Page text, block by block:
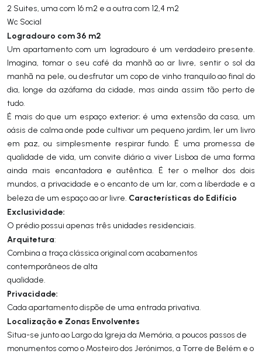
2 Suites, uma com 16 m2 e a outra com 12,4 m2
Wc Social
Logradouro com 36 m2
Um apartamento com um logradouro é um verdadeiro presente.
Imagina, tomar o seu café da manhã ao ar livre, sentir o sol da
manhã na pele, ou desfrutar um copo de vinho tranquilo ao final do
dia, longe da azáfama da cidade, mas ainda assim tão perto de
tudo.
É mais do que um espaço exterior; é uma extensão da casa, um
oásis de calma onde pode cultivar um pequeno jardim, ler um livro
em paz, ou simplesmente respirar fundo. É uma promessa de
qualidade de vida, um convite diário a viver Lisboa de uma forma
ainda mais encantadora e autêntica. É ter o melhor dos dois
mundos, a privacidade e o encanto de um lar, com a liberdade e a
beleza de um espaço ao ar livre. Características do Edifício
Exclusividade:
O prédio possui apenas três unidades residenciais.
Arquitetura:
Combina a traça clássica original com acabamentos
contemporâneos de alta
qualidade.
Privacidade:
Cada apartamento dispõe de uma entrada privativa.
Localização e Zonas Envolventes
Situa-se junto ao Largo da Igreja da Memória, a poucos passos de
monumentos como o Mosteiro dos Jerónimos, a Torre de Belém e o